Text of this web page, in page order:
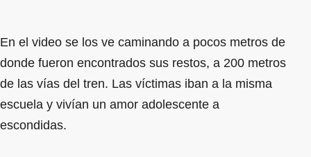
En el video se los ve caminando a pocos metros de
donde fueron encontrados sus restos, a 200 metros
de las vías del tren. Las víctimas iban a la misma
escuela y vivían un amor adolescente a
escondidas.